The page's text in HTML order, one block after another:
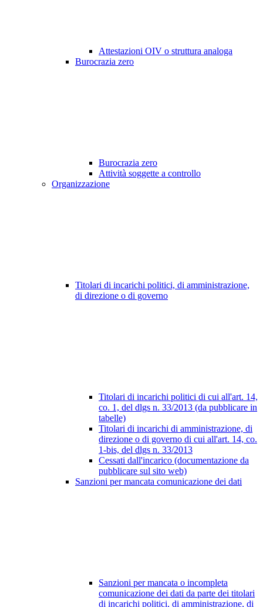
Attestazioni OIV o struttura analoga
Burocrazia zero
Burocrazia zero
Attività soggette a controllo
Organizzazione
Titolari di incarichi politici, di amministrazione,
di direzione o di governo
Titolari di incarichi politici di cui all'art. 14,
co. 1, del dlgs n. 33/2013 (da pubblicare in
tabelle)
Titolari di incarichi di amministrazione, di
direzione o di governo di cui all'art. 14, co.
1-bis, del dlgs n. 33/2013
Cessati dall'incarico (documentazione da
pubblicare sul sito web)
Sanzioni per mancata comunicazione dei dati
Sanzioni per mancata o incompleta
comunicazione dei dati da parte dei titolari
di incarichi politici, di amministrazione, di